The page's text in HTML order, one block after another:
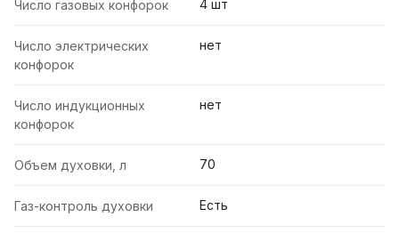
Число газовых конфорок 4 шт
Число электрических
конфорок
нет
Число индукционных
конфорок
нет
Объем духовки, л 70
Газ-контроль духовки Есть